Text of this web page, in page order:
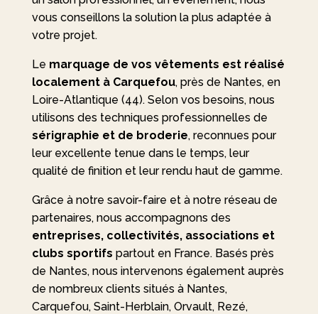
vous conseillons la solution la plus adaptée à
votre projet.
Le marquage de vos vêtements est réalisé
localement à Carquefou, près de Nantes, en
Loire-Atlantique (44). Selon vos besoins, nous
utilisons des techniques professionnelles de
sérigraphie et de broderie, reconnues pour
leur excellente tenue dans le temps, leur
qualité de finition et leur rendu haut de gamme.
Grâce à notre savoir-faire et à notre réseau de
partenaires, nous accompagnons des
entreprises, collectivités, associations et
clubs sportifs partout en France. Basés près
de Nantes, nous intervenons également auprès
de nombreux clients situés à Nantes,
Carquefou, Saint-Herblain, Orvault, Rezé,